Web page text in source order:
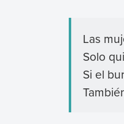
Las
Solo
Si el